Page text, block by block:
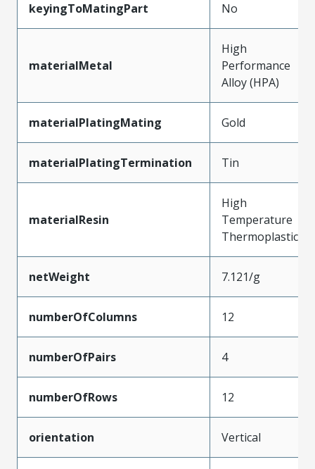
keyingToMatingPart No
materialMetal
High
Performance
Alloy (HPA)
materialPlatingMating Gold
materialPlatingTermination Tin
materialResin
High
Temperature
Thermoplastic
netWeight 7.121/g
numberOfColumns 12
numberOfPairs 4
numberOfRows 12
orientation Vertical